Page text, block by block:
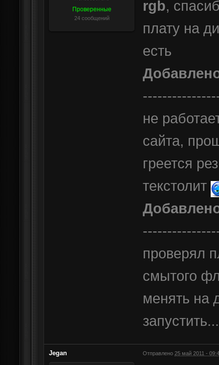
Проверенные
24 сообщений
rgb,
плату на
есть
не
сайта,
греется
текстолит
проверял
смытого
менять на
Jegan Отправлено 25 май 2011 -